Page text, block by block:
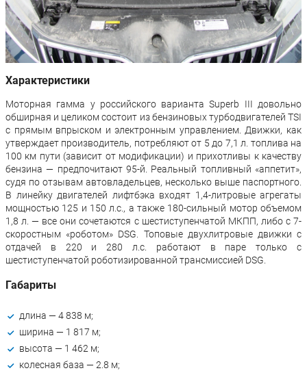
Xарактеристики
Моторная гамма у российского варианта Superb III довольно
обширная и целиком состоит из бензиновых турбодвигателей TSI
с прямым впрыском и электронным управлением. Движки, как
утверждает производитель, потребляют от 5 до 7,1 л. топлива на
100 км пути (зависит от модификации) и прихотливы к качеству
бензина — предпочитают 95-й. Реальный топливный «аппетит»,
судя по отзывам автовладельцев, несколько выше паспортного.
В линейку двигателей лифтбэка входят 1,4-литровые агрегаты
мощностью 125 и 150 л.с., а также 180-сильный мотор объемом
1,8 л. — все они сочетаются с шестиступенчатой МКПП, либо с 7-
скоростным «роботом» DSG. Топовые двухлитровые движки с
отдачей в 220 и 280 л.с. работают в паре только с
шестиступенчатой роботизированной трансмиссией DSG.
Габариты
длина — 4 838 м;
ширина — 1 817 м;
высота — 1 462 м;
колесная база — 2.8 м;